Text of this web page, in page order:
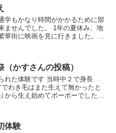
学もかなり時間がかかるために部
ませんでした。 1年の夏休み、地
街に映画を見に行きました。
（かすさんの投稿）
れた体験です 当時中２で身長
わき毛はまた生えて無かったと
ら生え始めてボーボーでした。
体験